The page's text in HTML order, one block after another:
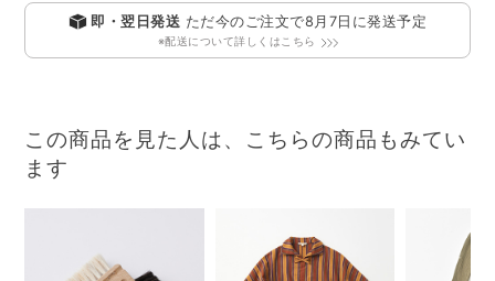
即・翌日発送 ただ今のご注文で8月7日 に発送予定
※配送について詳しくはこちら
この商品を見た人は、こちらの商品もみてい
ます